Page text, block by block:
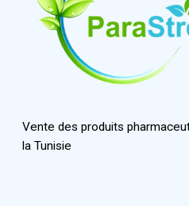
Vente des produits
la Tunisie